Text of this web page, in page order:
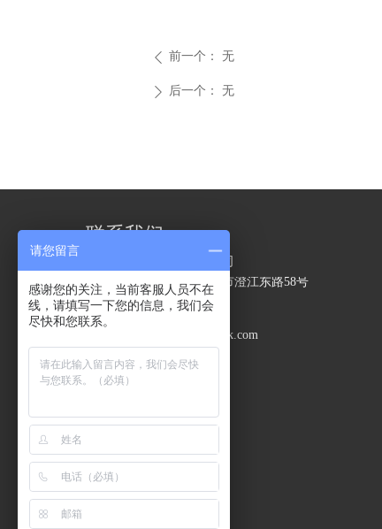
ꄴ 前一个： 无
ꄲ 后一个： 无
地址：江苏省无锡市江阴市澄江东路58号
电话：0510-86199592
手机：
jinglipack@jinglipack.com
联系我们
江阴精力包装技术有限公司
请您留言
感谢您的关注，当前客服人员不在
线，请填写一下您的信息，我们会
尽快和您联系。